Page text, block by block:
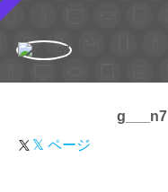
g___n7
𝕏 ページ